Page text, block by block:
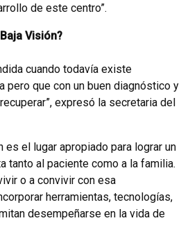
de este centro”.
Visión?
cuando todavía existe
pero que con un buen diagnóstico y
expresó la secretaria del
es el lugar apropiado para lograr un
tanto al paciente como a la familia.
o a convivir con esa
herramientas, tecnologías,
desempeñarse en la vida de